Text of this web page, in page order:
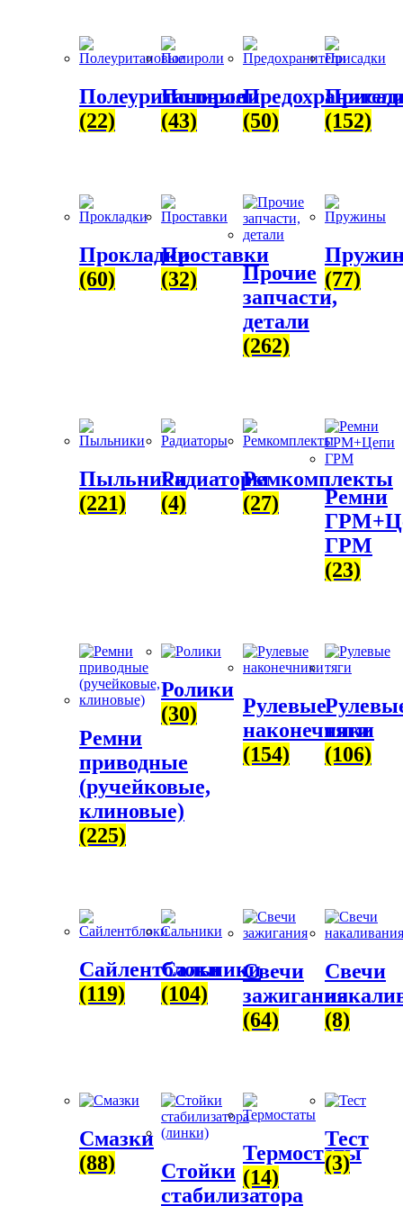
Полеуритановые
(22)
Полироли
(43)
(50)
(152)
Прокладки
(60)
Проставки
(32)
Прочие
запчасти,
детали
(262)
(77)
Пыльники
(221)
Радиаторы
(4)
Ремкомплекты
(27)
Ремни
ГРМ
(23)
Ремни
приводные
(ручейковые,
клиновые)
(225)
Ролики
(30)
Рулевые
наконечники
(154)
тяги
(106)
Сайлентблоки
(119)
Сальники
(104)
Свечи
зажигания
(64)
Свечи
(8)
Смазки
(88)
Стойки
стабилизатора
Термостаты
(14)
Тест
(3)